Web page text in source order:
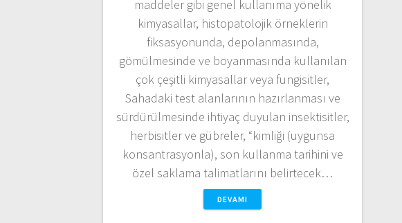
maddeler gibi genel kullanıma yönelik
kimyasallar, histopatolojik örneklerin
fiksasyonunda, depolanmasında,
gömülmesinde ve boyanmasında kullanılan
çok çeşitli kimyasallar veya fungisitler,
Sahadaki test alanlarının hazırlanması ve
sürdürülmesinde ihtiyaç duyulan insektisitler,
herbisitler ve gübreler, “kimliği (uygunsa
konsantrasyonla), son kullanma tarihini ve
özel saklama talimatlarını belirtecek…
DEVAMI